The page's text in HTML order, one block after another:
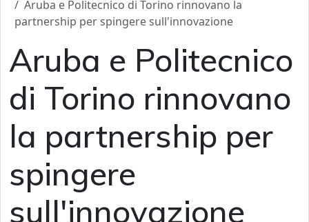
Aruba e Politecnico di Torino rinnovano la
partnership per spingere sull'innovazione
Aruba e Politecnico
di Torino rinnovano
la partnership per
spingere
sull'innovazione